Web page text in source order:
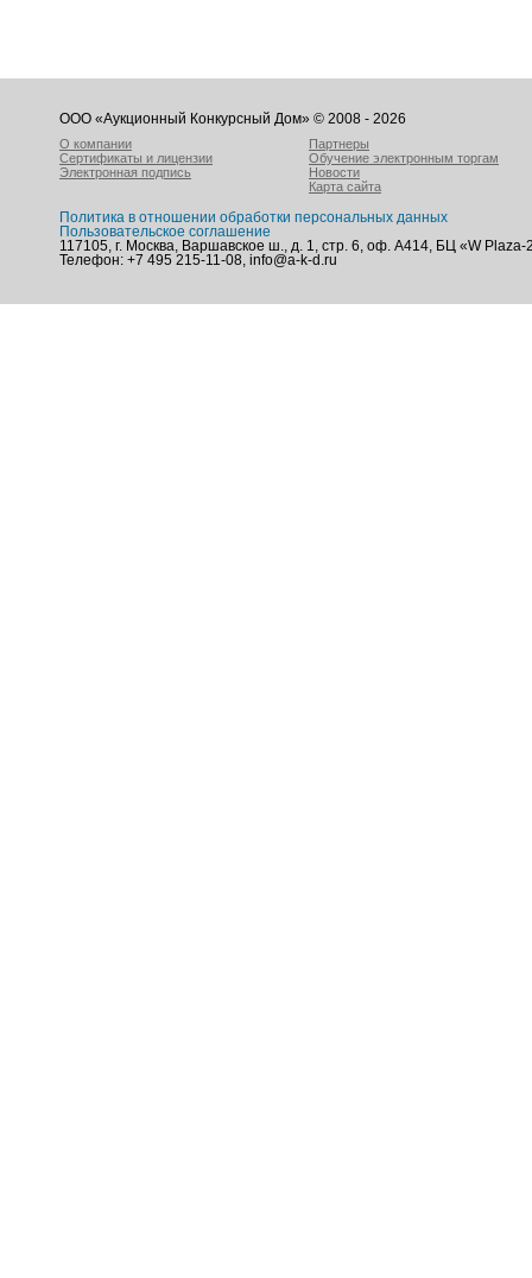
ООО «Аукционный Конкурсный Дом» © 2008 - 2026
О компании
Сертификаты и лицензии
Электронная подпись
Партнеры
Обучение электронным торгам
Новости
Карта сайта
Политика в отношении обработки персональных данных
Пользовательское соглашение
117105, г. Москва, Варшавское ш., д. 1, стр. 6, оф. А414, БЦ «W Plaza-
Телефон: +7 495 215-11-08, info@a-k-d.ru